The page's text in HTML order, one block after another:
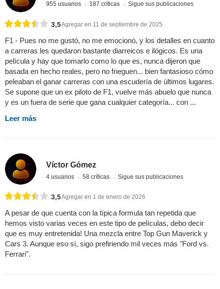
955 usuarios 187 críticas Sigue sus publicaciones
3,5Agregar en 11 de septiembre de 2025
F1 - Pues no me gustó, no me emocionó, y los detalles en cuanto
a carreras les quedaron bastante diarreicos e ilógicos. Es una
película y hay que tomarlo como lo que es, nunca dijeron que
basada en hecho reales, pero no frieguen... bien fantasioso cómo
peleaban el ganar carreras con una escudería de últimos lugares.
Se supone que un ex piloto de F1, vuelve más abuelo que nunca
y es un fuera de serie que gana cualquier categoría... con ...
Leer más
Víctor Gómez
4 usuarios 58 críticas Sigue sus publicaciones
3,5Agregar en 1 de enero de 2026
A pesar de que cuenta con la típica formula tan repetida que
hemos visto varias veces en este tipo de películas, debo decir
que es muy entretenida! Una mezcla entre Top Gun Maverick y
Cars 3. Aunque eso sí, sigo prefiriendo mil veces más "Ford vs.
Ferrari".